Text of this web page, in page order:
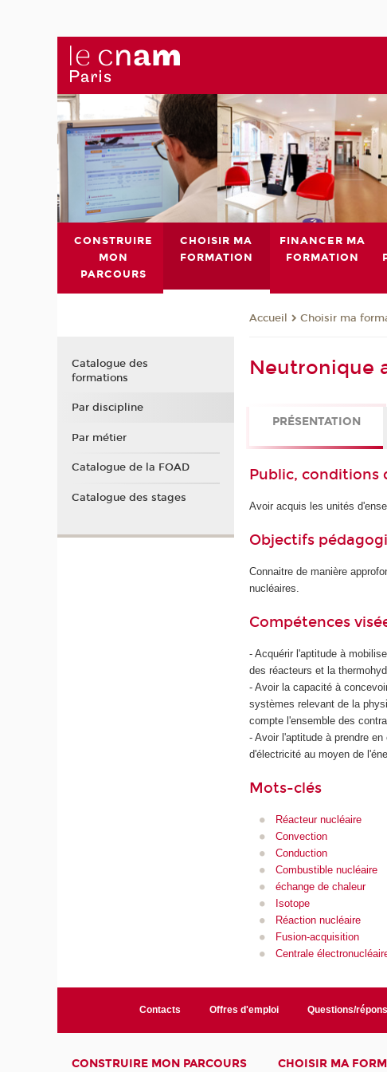
CONSTRUIRE
MON
PARCOURS
CHOISIR MA
FORMATION
FINANCER MA
FORMATION
Accueil Choisir ma
Neutronique
PRÉSENTATION
Public, conditions
Avoir acquis les unités
Objectifs
Connaitre de manière
nucléaires.
Compétences
- Acquérir l'aptitude à
des réacteurs et la
- Avoir la capacité à
systèmes relevant de la
compte l'ensemble des
- Avoir l'aptitude à prendre
d'électricité au moyen de
Mots-clés
Réacteur nucléaire
Convection
Conduction
Combustible nucléaire
échange de chaleur
Isotope
Réaction nucléaire
Fusion-acquisition
Centrale
Catalogue des
formations
Par discipline
Par métier
Catalogue de la FOAD
Catalogue des stages
Contacts Offres d'emploi Questions/
CONSTRUIRE MON PARCOURS CHOISIR MA